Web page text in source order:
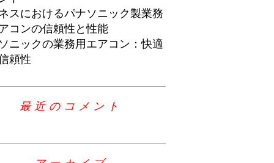
スにおけるパナソニック製業務
コンの信頼性と性能
ニックの業務用エアコン：快適
頼性
最近のコメント